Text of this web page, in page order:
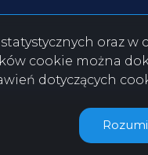
oraz
cookie można
dotyczących